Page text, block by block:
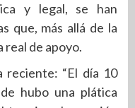
y legal, se han
que, más allá de la
real de apoyo.
reciente: “El día 10
hubo una plática